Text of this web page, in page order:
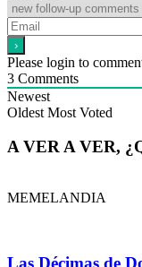
Please login to
3 Comments
Newest
Oldest Most Voted
A VER A VER,
MEMELANDIA
Las Décimas de